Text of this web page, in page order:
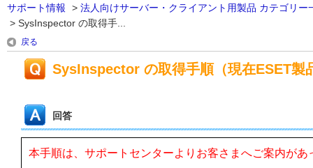
サポート情報 > 法人向けサーバー・クライアント用製品 カテゴリー
> SysInspector の取得手...
戻る
SysInspector の取得手順（現在ESET製
回答
本手順は、サポートセンターよりお客さまへご案内が